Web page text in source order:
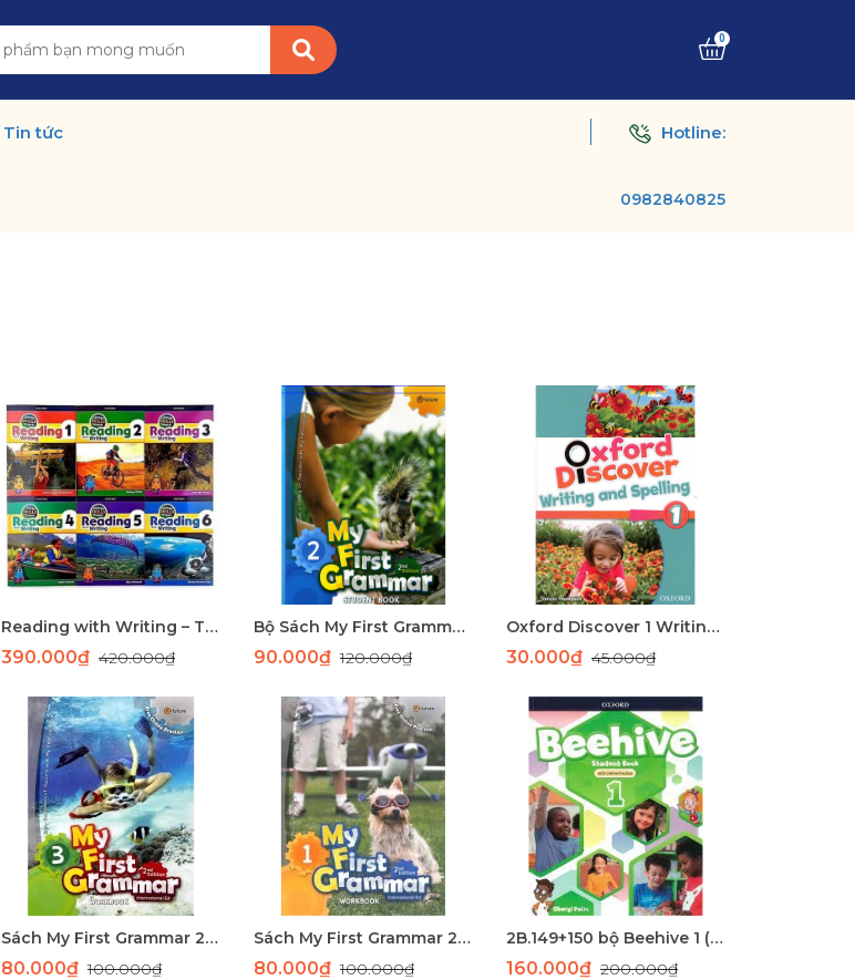
0
Tin tức Hotline:
0982840825
Reading with Writing – Trọn Bộ Sách Luyện Kỹ Năng Đọc Hiểu & Viết Tiếng Anh Từ Cơ Bản Đến Nâng Cao
390.000₫ 420.000₫
Bộ Sách My First Grammar 2nd Edition Level 2 - Học Ngữ Pháp Tiếng Anh Cơ Bản Cho Trẻ Em*
90.000₫120.000₫
Oxford Discover 1 Writing and Spelling – Sách Luyện Viết và Chính Tả Tiếng Anh Cơ Bản
30.000₫ 45.000₫
Sách My First Grammar 2nd Edition (Level 3) - Nâng Cao Ngữ Pháp Tiếng Anh Dành Cho Trẻ Em
80.000₫100.000₫
Sách My First Grammar 2nd Edition Level 2 - Ngữ Pháp Tiếng Anh Cơ Bản Dành Cho Trẻ Em
80.000₫100.000₫
2B.149+150 bộ Beehive 1 (SB lazer+WB đen trắng)
160.000₫ 200.000₫